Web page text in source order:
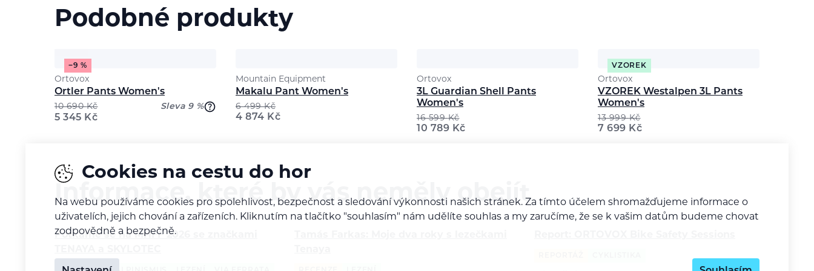
Podobné produkty
−9 %
Ortovox
Ortler Pants Women's
10 690Kč Sleva 9 %
5 345 Kč
Mountain Equipment
Makalu Pant Women's
6 499Kč
4 874 Kč
Ortovox
3L Guardian Shell Pants
Women's
16 599Kč
10 789 Kč
VZOREK
Ortovox
VZOREK Westalpen 3L Pants
Women's
13 999Kč
7 699 Kč
Informace, které by vás neměly obejít
Potkáme se na MHFF 2026 se značkami
Cookies na cestu do hor
Na webu používáme cookies pro spolehlivost, bezpečnost a sledování výkonnosti našich stránek. Za tímto účelem shromažďujeme informace o
uživatelích, jejich chování a zařízeních. Kliknutím na tlačítko "souhlasím" nám udělíte souhlas a my zaručíme, že se k vašim datům budeme chovat
zodpovědně a bezpečně.